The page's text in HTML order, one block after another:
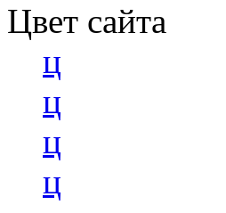
Цвет сайта
ц
ц
ц
ц